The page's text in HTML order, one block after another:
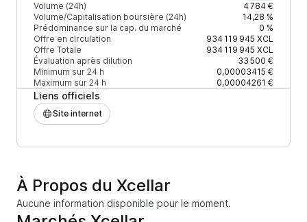
Volume (24h)
4 784 €
Volume/Capitalisation boursière (24h)
14,28 %
Prédominance sur la cap. du marché
0 %
Offre en circulation
934 119 945 XCL
Offre Totale
934 119 945 XCL
Évaluation après dilution
33 500 €
Minimum sur 24 h
0,00003415 €
Maximum sur 24 h
0,00004261 €
Liens officiels
Site internet
À Propos du Xcellar
Aucune information disponible pour le moment.